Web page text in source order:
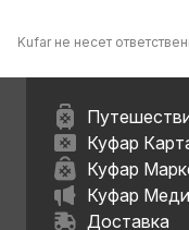
Kufar не несет
Куфар
Куфар
Куфар
Доставка